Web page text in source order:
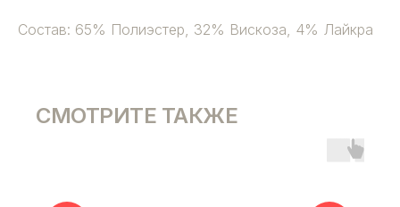
Состав: 65% Полиэстер, 32% Вискоза, 4% Лайкра
СМОТРИТЕ ТАКЖЕ